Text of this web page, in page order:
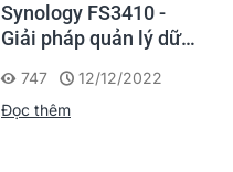
Synology FS3410 -
Giải pháp quản lý dữ
kiệm chi phí cho
doanh nghiệp vừa và
747
12/12/2022
Đọc thêm